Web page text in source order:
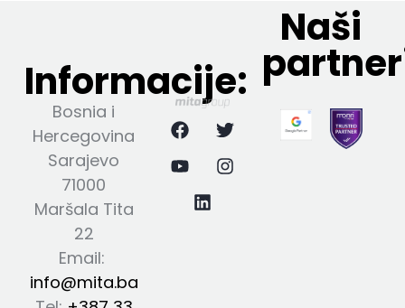
Informacije:
Bosnia i
Hercegovina
Sarajevo
71000
Maršala Tita
22
Email:
info@mita.ba
Naši